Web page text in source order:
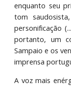
enquanto seu
tom
personificação
portanto, um
Sampaio e os
imprensa
A voz mais